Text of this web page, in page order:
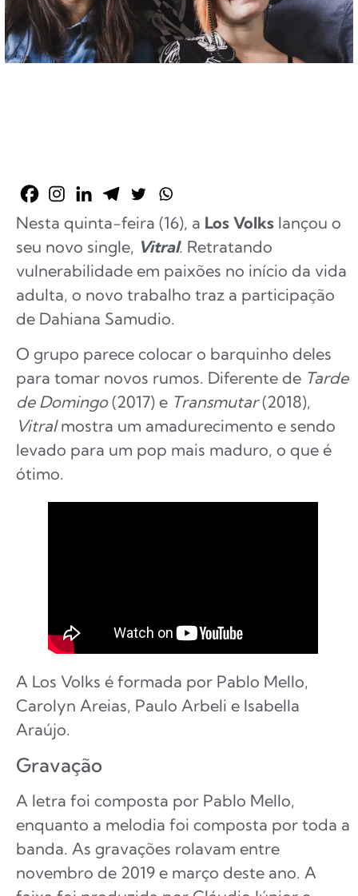
Nesta quinta-feira (16), a Los Volks lançou o
seu novo single, Vitral. Retratando
vulnerabilidade em paixões no início da vida
adulta, o novo trabalho traz a participação
de Dahiana Samudio.
O grupo parece colocar o barquinho deles
para tomar novos rumos. Diferente de Tarde
de Domingo(2017) e Transmutar(2018),
Vitralmostra um amadurecimento e sendo
levado para um pop mais maduro, o que é
ótimo.
A Los Volks é formada por Pablo Mello,
Carolyn Areias, Paulo Arbeli e Isabella
Araújo.
Gravação
A letra foi composta por Pablo Mello,
enquanto a melodia foi composta por toda a
banda. As gravações rolavam entre
novembro de 2019 e março deste ano. A